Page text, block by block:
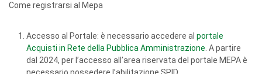
Come registrarsi al Mepa
Accesso al Portale: è necessario accedere al portale
Acquisti in Rete della Pubblica Amministrazione . A partire
dal 2024, per l’accesso all’area riservata del portale MEPA è